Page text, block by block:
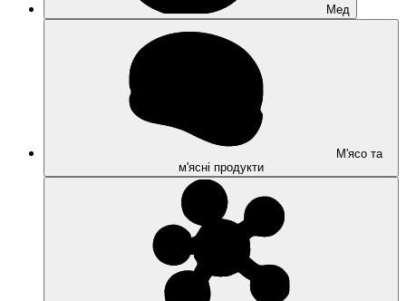
Мед
М'ясо та
м'ясні продукти